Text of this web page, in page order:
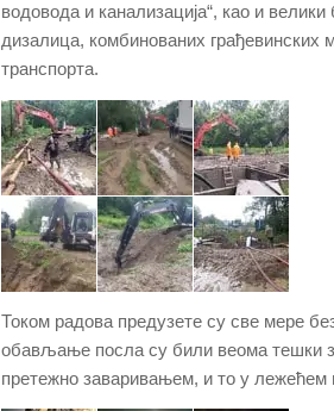
водовода и канализација“, као и
дизалица, комбинованих грађевинских
транспорта.
Током радова предузете су све мере
обављање посла су били веома тешки
претежно заваривањем, и то у лежећем